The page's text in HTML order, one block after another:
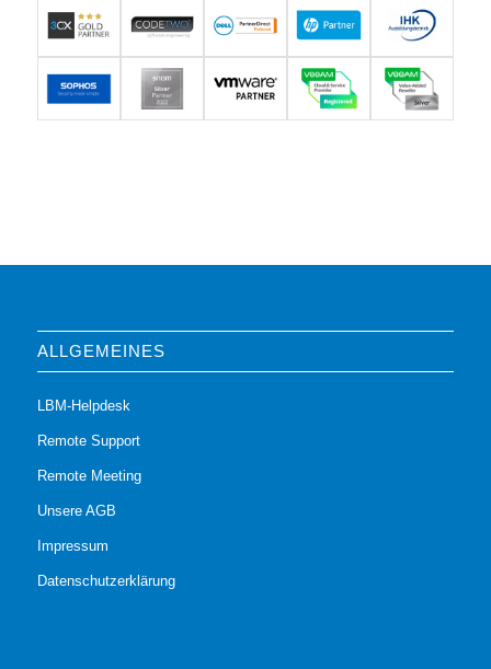
ALLGEMEINES
LBM-Helpdesk
Remote Support
Remote Meeting
Unsere AGB
Impressum
Datenschutzerklärung